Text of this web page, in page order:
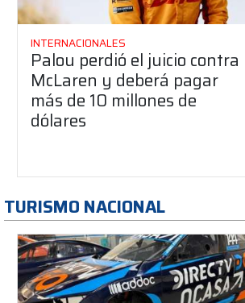
INTERNACIONALES
Palou perdió el juicio contra
McLaren y deberá pagar
más de 10 millones de
dólares
TURISMO NACIONAL